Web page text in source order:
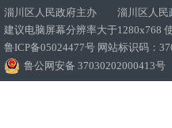
淄川区人民政府主办 淄川区人民
建议电脑屏幕分辨率大于1280x768
鲁ICP备05024477号 网站标识码：
鲁公网安备 37030202000413号